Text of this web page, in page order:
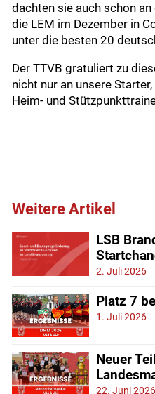
dachten sie auch schon
die LEM im Dezember in
unter die besten 20
Der TTVB gratuliert zu
nicht nur an unsere
Heim- und
Weitere Artikel
LSB
2. Juli 2026
Platz 7
1. Juli 2026
Neuer
22. Juni 2026